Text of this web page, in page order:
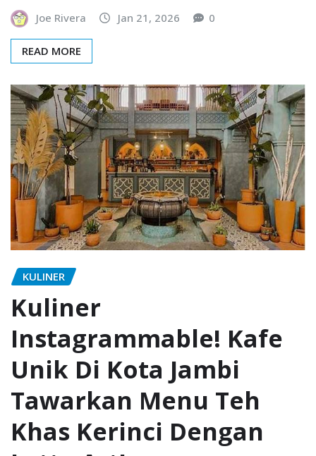
Joe Rivera Jan 21, 2026 0
READ MORE
KULINER
Kuliner
Instagrammable! Kafe
Unik Di Kota Jambi
Tawarkan Menu Teh
Khas Kerinci Dengan